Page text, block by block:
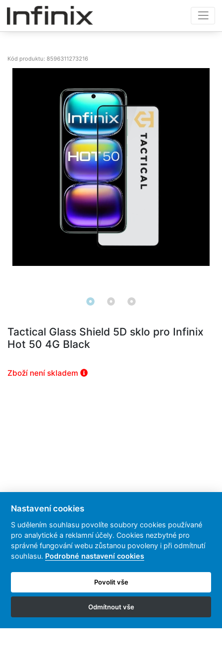
Kód produktu: 8596311273216
Tactical Glass Shield 5D sklo pro Infinix
Hot 50 4G Black
Zboží není skladem
Kontaktujte nás
Nastavení cookies
S udělením souhlasu povolíte soubory cookies používané
pro analytické a reklamní účely. Cookies nezbytné pro
správné fungování webu zůstanou povoleny i při odmítnutí
souhlasu. Podrobné nastavení cookies
Povolit vše
Odmítnout vše